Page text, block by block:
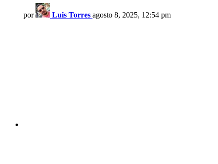
por Luis Torres agosto 8, 2025, 12:54 pm